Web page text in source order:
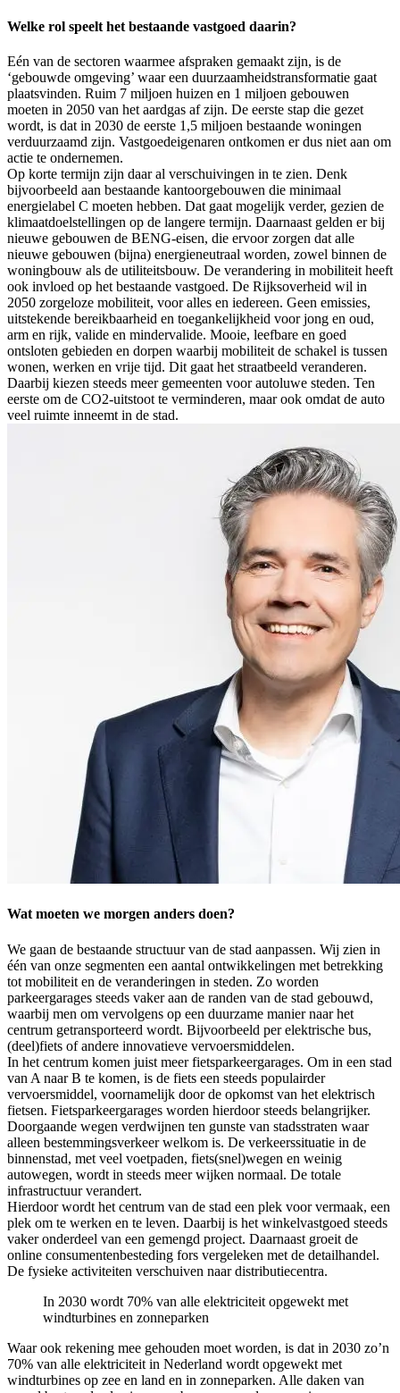
Welke rol speelt het bestaande vastgoed daarin?
Eén van de sectoren waarmee afspraken gemaakt zijn, is de
‘gebouwde omgeving’ waar een duurzaamheidstransformatie gaat
plaatsvinden. Ruim 7 miljoen huizen en 1 miljoen gebouwen
moeten in 2050 van het aardgas af zijn. De eerste stap die gezet
wordt, is dat in 2030 de eerste 1,5 miljoen bestaande woningen
verduurzaamd zijn. Vastgoedeigenaren ontkomen er dus niet aan om
actie te ondernemen.
Op korte termijn zijn daar al verschuivingen in te zien. Denk
bijvoorbeeld aan bestaande kantoorgebouwen die minimaal
energielabel C moeten hebben. Dat gaat mogelijk verder, gezien de
klimaatdoelstellingen op de langere termijn. Daarnaast gelden er bij
nieuwe gebouwen de BENG-eisen, die ervoor zorgen dat alle
nieuwe gebouwen (bijna) energieneutraal worden, zowel binnen de
woningbouw als de utiliteitsbouw. De verandering in mobiliteit heeft
ook invloed op het bestaande vastgoed. De Rijksoverheid wil in
2050 zorgeloze mobiliteit, voor alles en iedereen. Geen emissies,
uitstekende bereikbaarheid en toegankelijkheid voor jong en oud,
arm en rijk, valide en mindervalide. Mooie, leefbare en goed
ontsloten gebieden en dorpen waarbij mobiliteit de schakel is tussen
wonen, werken en vrije tijd. Dit gaat het straatbeeld veranderen.
Daarbij kiezen steeds meer gemeenten voor autoluwe steden. Ten
eerste om de CO2-uitstoot te verminderen, maar ook omdat de auto
veel ruimte inneemt in de stad.
Wat moeten we morgen anders doen?
We gaan de bestaande structuur van de stad aanpassen. Wij zien in
één van onze segmenten een aantal ontwikkelingen met betrekking
tot mobiliteit en de veranderingen in steden. Zo worden
parkeergarages steeds vaker aan de randen van de stad gebouwd,
waarbij men om vervolgens op een duurzame manier naar het
centrum getransporteerd wordt. Bijvoorbeeld per elektrische bus,
(deel)fiets of andere innovatieve vervoersmiddelen.
In het centrum komen juist meer fietsparkeergarages. Om in een stad
van A naar B te komen, is de fiets een steeds populairder
vervoersmiddel, voornamelijk door de opkomst van het elektrisch
fietsen. Fietsparkeergarages worden hierdoor steeds belangrijker.
Doorgaande wegen verdwijnen ten gunste van stadsstraten waar
alleen bestemmingsverkeer welkom is. De verkeerssituatie in de
binnenstad, met veel voetpaden, fiets(snel)wegen en weinig
autowegen, wordt in steeds meer wijken normaal. De totale
infrastructuur verandert.
Hierdoor wordt het centrum van de stad een plek voor vermaak, een
plek om te werken en te leven. Daarbij is het winkelvastgoed steeds
vaker onderdeel van een gemengd project. Daarnaast groeit de
online consumentenbesteding fors vergeleken met de detailhandel.
De fysieke activiteiten verschuiven naar distributiecentra.
In 2030 wordt 70% van alle elektriciteit opgewekt met
windturbines en zonneparken
Waar ook rekening mee gehouden moet worden, is dat in 2030 zo’n
70% van alle elektriciteit in Nederland wordt opgewekt met
windturbines op zee en land en in zonneparken. Alle daken van